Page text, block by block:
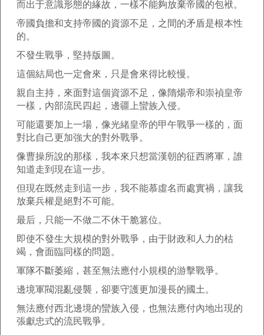
而出于意識形態的緣故，一樣不能夠放棄帝國的包袱。
帝國負擔和支持帝國的資源不足，之間的矛盾是根本性
的。
不發生戰爭，堅持版圖。
這個結局也一定會來，只是會來得比較慢。
親自主持，來面對這個資源不足，像隋煬帝和崇禎皇帝
一樣，內部流民四起，邊疆上蠻族入侵。
可能還要加上一場，像光緒皇帝的甲午戰爭一樣的，面
對比自己更加強大的對外戰爭。
像曹操所說的那樣，我本來只想當漢朝的征西將軍，誰
知道走到現在這一步。
但現在既然走到這一步，我不能慕虛名而處實禍，讓我
放棄兵權是絕對不可能。
最后，只能一不做二不休干脆篡位。
即使不發生大規模的對外戰爭，由于財政和人力的枯
竭，會面臨同樣的問題。
軍隊不斷萎縮，甚至無法應付小規模的游擊戰爭。
邊境軍閥混亂侵襲，卻要守護更加漫長的國土。
無法應付西北邊境的蠻族入侵，也無法應付內地出現的
張獻忠式的流民戰爭。